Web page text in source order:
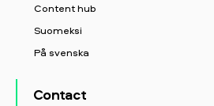
Content hub
Suomeksi
På svenska
Contact